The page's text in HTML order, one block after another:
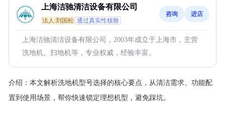
上海洁驰清洁设备有限公司
法人:刘国松 通过真实性核验
咨询 进店
上海洁驰清洁设备有限公司，2003年成立于上海市，主营
洗地机、扫地机等，专业权威，经验丰富。
介绍： 本文解析洗地机型号选择的核心要点，从清洁需求、功能配
置到使用场景，帮你快速锁定理想机型，避免踩坑。